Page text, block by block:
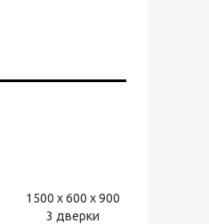
1500 х 600 х 900
3 дверки